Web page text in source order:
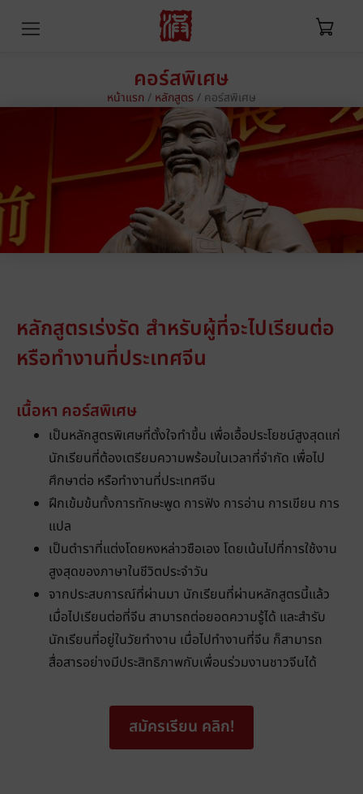
คอร์สพิเศษ
หน้าแรก / หลักสูตร / คอร์สพิเศษ
หลักสูตรเร่งรัด สำหรับผู้ที่จะไปเรียนต่อ
หรือทำงานที่ประเทศจีน
เนื้อหา คอร์สพิเศษ
เป็นหลักสูตรพิเศษที่ตั้งใจทำขึ้น เพื่อเอื้อประโยชน์สูงสุดแก่
นักเรียนที่ต้องเตรียมความพร้อมในเวลาที่จำกัด เพื่อไป
ศึกษาต่อ หรือทำงานที่ประเทศจีน
ฝึกเข้มข้นทั้งการทักษะพูด การฟัง การอ่าน การเขียน การ
แปล
เป็นตำราที่แต่งโดยหงหล่าวซือเอง โดยเน้นไปที่การใช้งาน
สูงสุดของภาษาในชีวิตประจำวัน
จากประสบการณ์ที่ผ่านมา นักเรียนที่ผ่านหลักสูตรนี้แล้ว
เมื่อไปเรียนต่อที่จีน สามารถต่อยอดความรู้ได้ และสำรับ
นักเรียนที่อยู่ในวัยทำงาน เมื่อไปทำงานที่จีน ก็สามารถ
สื่อสารอย่างมีประสิทธิภาพกับเพื่อนร่วมงานชาวจีนได้
สมัครเรียน คลิก!